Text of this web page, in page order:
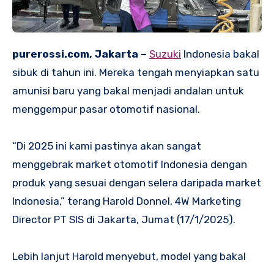
purerossi.com, Jakarta – Suzuki Indonesia bakal
sibuk di tahun ini. Mereka tengah menyiapkan satu
amunisi baru yang bakal menjadi andalan untuk
menggempur pasar otomotif nasional.
“Di 2025 ini kami pastinya akan sangat
menggebrak market otomotif Indonesia dengan
produk yang sesuai dengan selera daripada market
Indonesia,” terang Harold Donnel, 4W Marketing
Director PT SIS di Jakarta, Jumat (17/1/2025).
Lebih lanjut Harold menyebut, model yang bakal